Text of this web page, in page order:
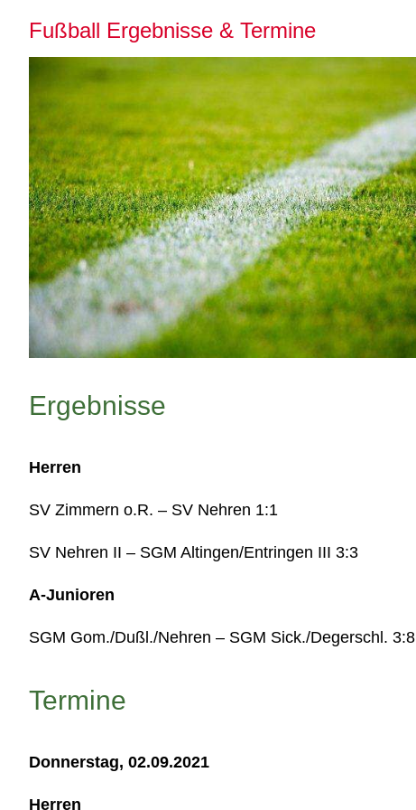
Fußball Ergebnisse & Termine
grösseres
Bild
Ergebnisse
Herren
SV Zimmern o.R. – SV Nehren 1:1
SV Nehren II – SGM Altingen/Entringen III 3:3
A-Junioren
SGM Gom./Dußl./Nehren – SGM Sick./Degerschl. 3:8
Termine
Donnerstag, 02.09.2021
Herren